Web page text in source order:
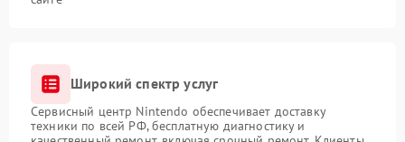
Широкий спектр услуг
Сервисный центр Nintendo обеспечивает доставку
техники по всей РФ, бесплатную диагностику и